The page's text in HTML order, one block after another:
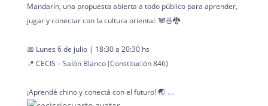
Mandarín, una propuesta abierta a todo público para aprender,
jugar y conectar con la cultura oriental. 🐼🍜🐉
📅 Lunes 6 de julio | 18:30 a 20:30 hs
📍 CECIS – Salón Blanco (Constitución 846)
¡Aprendé chino y conectá con el futuro! 🌏 ...